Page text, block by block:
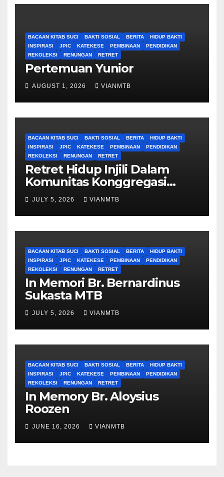
BACAAN KITAB SUCI BAKTI SOSIAL BERITA
HIDUP BAKTI
INSPIRASI
JPIC KATEKESE PEMBINAAN
PENDIDIKAN
REKOLEKSI
RENUNGAN RETRET
Pertemuan Yunior
AUGUST 1, 2026 VIANMTB
BACAAN KITAB SUCI BAKTI SOSIAL BERITA
HIDUP BAKTI
INSPIRASI
JPIC KATEKESE PEMBINAAN
PENDIDIKAN
REKOLEKSI
RENUNGAN RETRET
Retret Hidup Injili Dalam
Komunitas Konggregasi
Bruder Maria Tak Bernoda
JULY 5, 2026 VIANMTB
BACAAN KITAB SUCI BAKTI SOSIAL BERITA
HIDUP BAKTI
INSPIRASI
JPIC KATEKESE PEMBINAAN
PENDIDIKAN
REKOLEKSI
RENUNGAN RETRET
In Memori Br. Bernardinus
Sukasta MTB
JULY 5, 2026 VIANMTB
BACAAN KITAB SUCI BAKTI SOSIAL BERITA
HIDUP BAKTI
INSPIRASI
JPIC KATEKESE PEMBINAAN
PENDIDIKAN
REKOLEKSI
RENUNGAN RETRET
In Memory Br. Aloysius
Roozen
JUNE 16, 2026 VIANMTB